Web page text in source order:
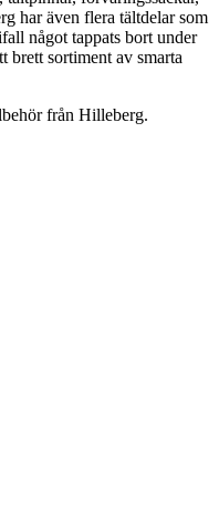
har även flera tältdelar som
något tappats bort under
brett sortiment av smarta
från Hilleberg.